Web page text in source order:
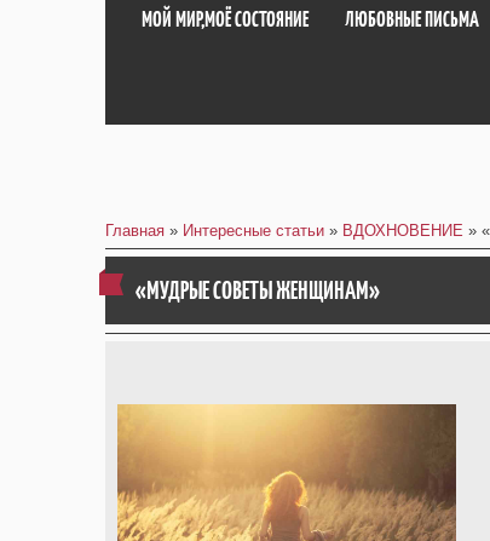
МОЙ МИР,МОЁ СОСТОЯНИЕ ЛЮБОВНЫЕ ПИСЬМА
Главная » Интересные статьи » ВДОХНОВЕНИЕ »
«МУДРЫЕ СОВЕТЫ ЖЕНЩИНАМ»